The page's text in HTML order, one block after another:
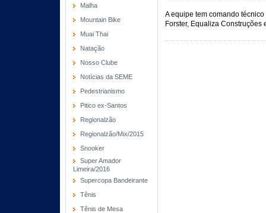
Malha
Mountain Bike
Muai Thai
Natação
Nosso Clube
Notícias da SEME
Pedestrianismo
Pitico ex-Santos
Regionalzão
Regionalzão/Mix/2015
Snooker
Super Amador
Limeira/2016
Supercopa Bandeirante
Tênis
Tênis de Mesa
A equipe tem comando
Forster, Equaliza Construções